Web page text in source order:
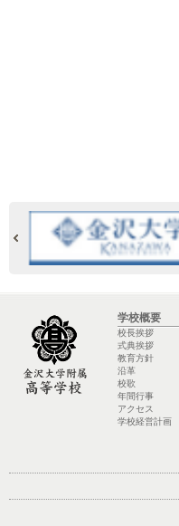
学校概要
校長挨拶
式典挨拶
教育方針
沿革
校歌
年間行事
アクセス
学校経営計画